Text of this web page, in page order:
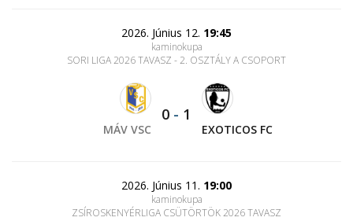
2026. Június 12. 19:45
kaminokupa
SORI LIGA 2026 TAVASZ - 2. OSZTÁLY A CSOPORT
MÁV VSC
0 - 1
EXOTICOS FC
2026. Június 11. 19:00
kaminokupa
ZSÍROSKENYÉRLIGA CSÜTÖRTÖK 2026 TAVASZ